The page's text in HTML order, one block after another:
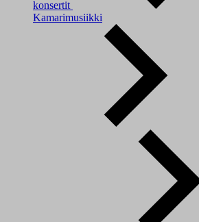
konsertit
Kamarimusiikki